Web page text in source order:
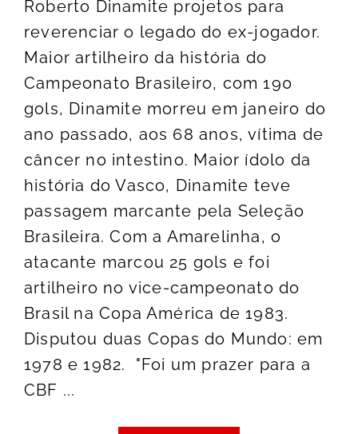
Roberto Dinamite projetos para
reverenciar o legado do ex-jogador.
Maior artilheiro da história do
Campeonato Brasileiro, com 190
gols, Dinamite morreu em janeiro do
ano passado, aos 68 anos, vítima de
câncer no intestino. Maior ídolo da
história do Vasco, Dinamite teve
passagem marcante pela Seleção
Brasileira. Com a Amarelinha, o
atacante marcou 25 gols e foi
artilheiro no vice-campeonato do
Brasil na Copa América de 1983.
Disputou duas Copas do Mundo: em
1978 e 1982. "Foi um prazer para a
CBF ...